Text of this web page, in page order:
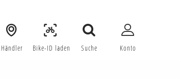
Händler Bike-ID laden Suche Konto